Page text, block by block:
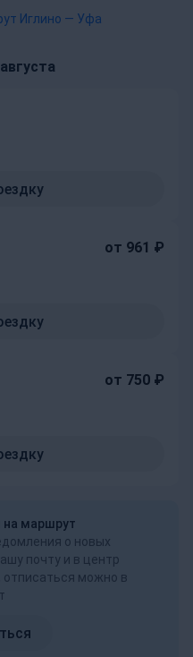
Иглино — Уфа
от 961 ₽
от 750 ₽
на маршрут
о новых
почту и в центр
отписаться можно в